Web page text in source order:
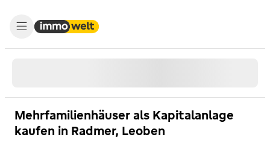
Mehrfamilienhäuser als Kapitalanlage
kaufen in Radmer, Leoben